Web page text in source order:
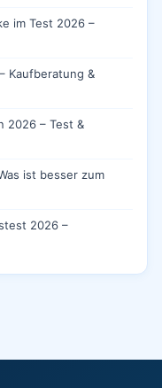
im Test 2026 –
Kaufberatung &
2026 – Test &
ist besser zum
2026 –